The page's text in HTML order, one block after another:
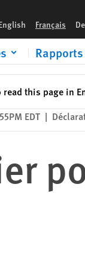
Français
Rapports
this page in
EDT |